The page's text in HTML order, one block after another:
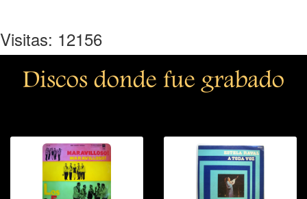
Visitas: 12156
Discos donde fue grabado